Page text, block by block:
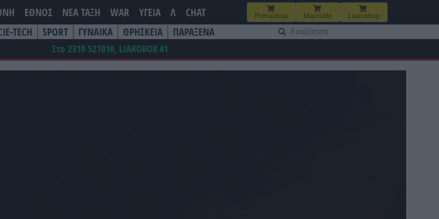
ΕΘΝΟΣ ΝΕΑ ΤΆΞΗ WAR ΥΓΕΙΑ Λ CHAT Primashop Macrolife Liakoshop
TECH SPORT ΓΥΝΑΙΚΑ ΘΡΗΣΚΕΙΑ ΠΑΡΑΞΕΝΑ
για:
Στο 2310 521010, LIAKOBOX41